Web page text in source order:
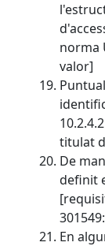
norma
valor]
titulat
De
definit
En